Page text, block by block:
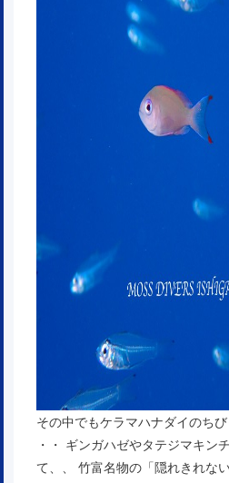
その中でもケラマハナダイのち
・・ ギンガハゼやタテジマキン
て、、 竹富名物の「隠れきれな